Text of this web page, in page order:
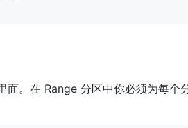
。在 Range 分区中你必须为每个